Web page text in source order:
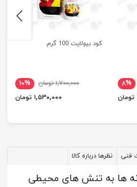
۸%
کود بیولایت 100 گرم
۱,۷۰۰,۰۰۰ تومان
۱۰%
۱,۵۳۰,۰۰۰ تومان
فنی نظرها درباره کالا
ها به تنش های محیطی